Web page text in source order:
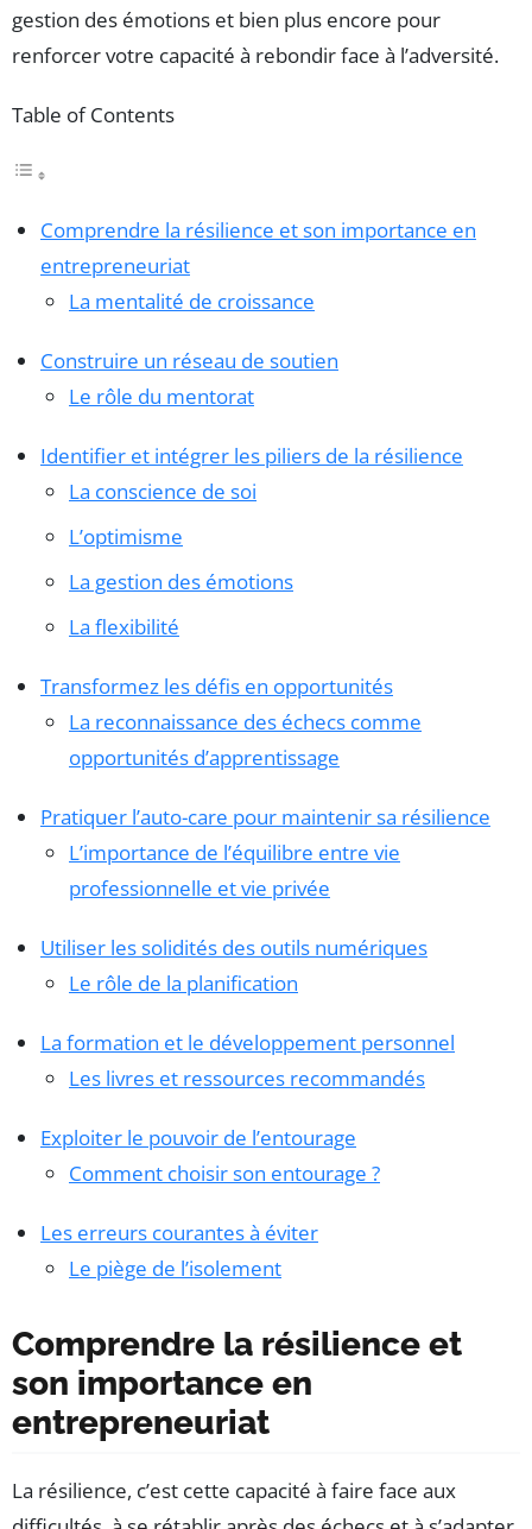
gestion des émotions et bien plus encore pour
renforcer votre capacité à rebondir face à l’adversité.
Table of Contents
Comprendre la résilience et son importance en
entrepreneuriat
La mentalité de croissance
Construire un réseau de soutien
Le rôle du mentorat
Identifier et intégrer les piliers de la résilience
La conscience de soi
L’optimisme
La gestion des émotions
La flexibilité
Transformez les défis en opportunités
La reconnaissance des échecs comme
opportunités d’apprentissage
Pratiquer l’auto-care pour maintenir sa résilience
L’importance de l’équilibre entre vie
professionnelle et vie privée
Utiliser les solidités des outils numériques
Le rôle de la planification
La formation et le développement personnel
Les livres et ressources recommandés
Exploiter le pouvoir de l’entourage
Comment choisir son entourage ?
Les erreurs courantes à éviter
Le piège de l’isolement
Comprendre la résilience et
son importance en
entrepreneuriat
La résilience, c’est cette capacité à faire face aux